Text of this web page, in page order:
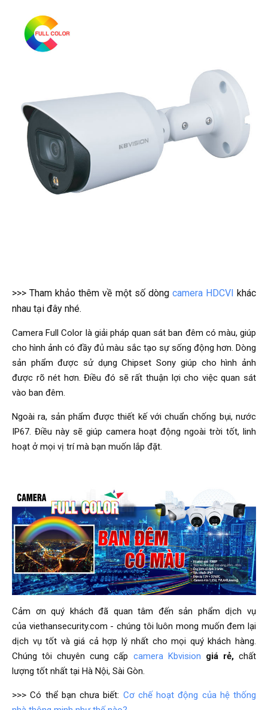
>>> Tham khảo thêm về một số dòng camera HDCVI
khác
nhau tại đây nhé.
Camera Full Color là giải pháp quan sát ban đêm có màu, giúp
cho hình ảnh có đầy đủ màu sắc tạo sự sống động hơn. Dòng
sản phẩm được sử dụng Chipset Sony giúp cho hình ảnh
được rõ nét hơn. Điều đó sẽ rất thuận lợi cho việc quan sát
vào ban đêm.
Ngoài ra, sản phẩm được thiết kế với chuẩn chống bụi, nước
IP67. Điều này sẽ giúp camera hoạt động ngoài trời tốt, linh
hoạt ở mọi vị trí mà bạn muốn lắp đặt.
Cảm ơn quý khách đã quan tâm đến sản phẩm dịch vụ
của viethansecurity.com - chúng tôi luôn mong muốn đem lại
dịch vụ tốt và giá cả hợp lý nhất cho mọi quý khách hàng.
Chúng tôi chuyên cung cấp camera Kbvision giá rẻ,chất
lượng tốt nhất tại Hà Nội, Sài Gòn.
>>> Có thể bạn chưa biết: Cơ chế hoạt động của hệ thống